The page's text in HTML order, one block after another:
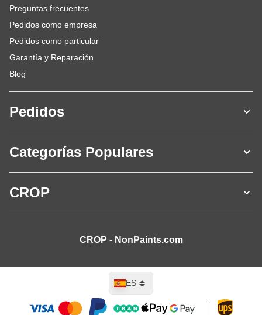
Preguntas frecuentes
Pedidos como empresa
Pedidos como particular
Garantía y Reparación
Blog
Pedidos
Categorías Populares
CROP
CROP - NonPaints.com
Lenguaje
ES